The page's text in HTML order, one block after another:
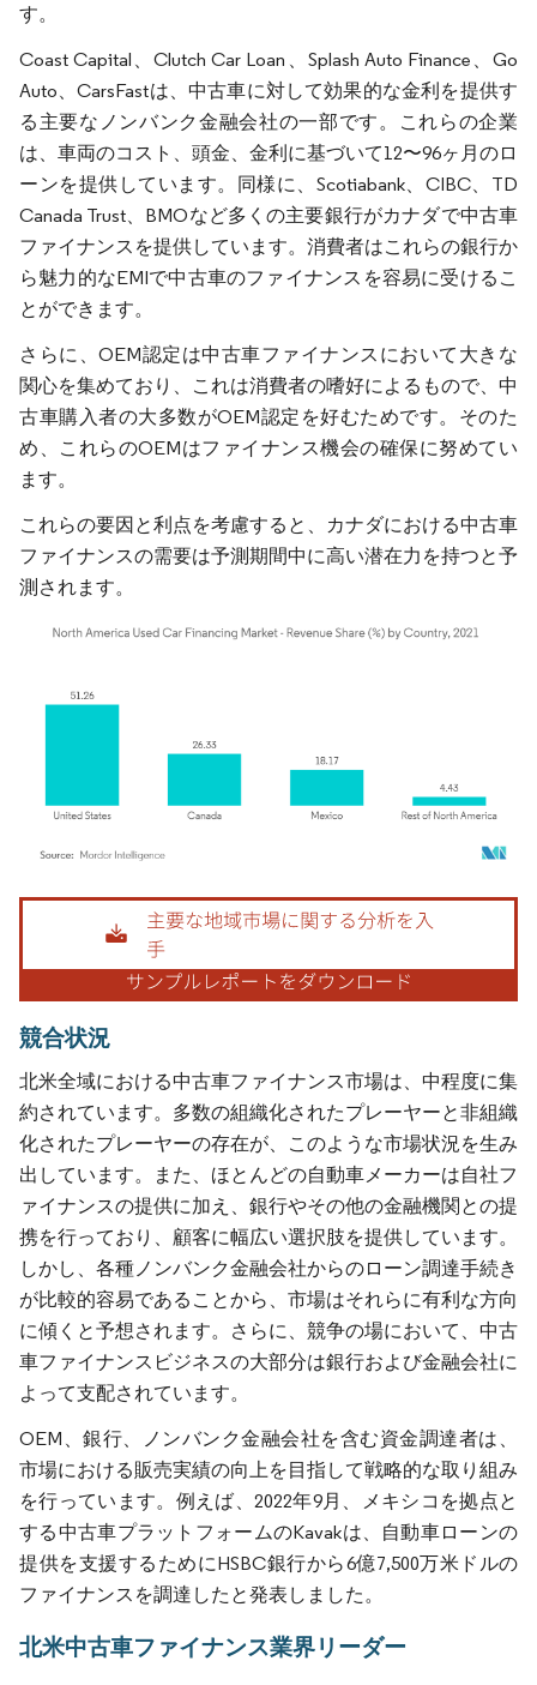
す。
Coast Capital、Clutch Car Loan、Splash Auto Finance、Go
Auto、CarsFastは、中古車に対して効果的な金利を提供す
る主要なノンバンク金融会社の一部です。これらの企業
は、車両のコスト、頭金、金利に基づいて12〜96ヶ月のロ
ーンを提供しています。同様に、Scotiabank、CIBC、TD
Canada Trust、BMOなど多くの主要銀行がカナダで中古車
ファイナンスを提供しています。消費者はこれらの銀行か
ら魅力的なEMIで中古車のファイナンスを容易に受けるこ
とができます。
さらに、OEM認定は中古車ファイナンスにおいて大きな
関心を集めており、これは消費者の嗜好によるもので、中
古車購入者の大多数がOEM認定を好むためです。そのた
め、これらのOEMはファイナンス機会の確保に努めてい
ます。
これらの要因と利点を考慮すると、カナダにおける中古車
ファイナンスの需要は予測期間中に高い潜在力を持つと予
測されます。
画像 © Mordor Intelligence。再利用にはCC BY 4.0の表示が必要です。
競合状況
北米全域における中古車ファイナンス市場は、中程度に集
約されています。多数の組織化されたプレーヤーと非組織
化されたプレーヤーの存在が、このような市場状況を生み
出しています。また、ほとんどの自動車メーカーは自社フ
ァイナンスの提供に加え、銀行やその他の金融機関との提
携を行っており、顧客に幅広い選択肢を提供しています。
しかし、各種ノンバンク金融会社からのローン調達手続き
が比較的容易であることから、市場はそれらに有利な方向
に傾くと予想されます。さらに、競争の場において、中古
車ファイナンスビジネスの大部分は銀行および金融会社に
よって支配されています。
OEM、銀行、ノンバンク金融会社を含む資金調達者は、
市場における販売実績の向上を目指して戦略的な取り組み
を行っています。例えば、2022年9月、メキシコを拠点と
する中古車プラットフォームのKavakは、自動車ローンの
提供を支援するためにHSBC銀行から6億7,500万米ドルの
ファイナンスを調達したと発表しました。
北米中古車ファイナンス業界リーダー